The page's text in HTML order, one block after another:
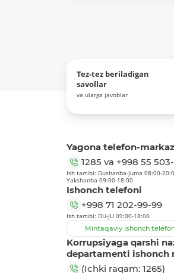
Tez-tez beriladigan
savollar
va ularga javoblar
Yagona telefon-
1285 va +998 55
Ish tartibi: Dushanba-Juma 08:00-
Yakshanba 09:00-18:00
Ishonch telefoni
+998 71 202-99-99
Ish tartibi: DU-JU 09:00-18:00
Mintaqaviy ishonch
Korrupsiyaga qarshi
departamenti ishonch
(Ichki raqam: 1265)